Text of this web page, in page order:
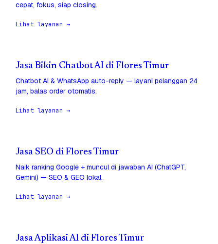
cepat, fokus, siap closing.
Lihat layanan →
Jasa Bikin Chatbot AI di Flores Timur
Chatbot AI & WhatsApp auto-reply — layani pelanggan 24
jam, balas order otomatis.
Lihat layanan →
Jasa SEO di Flores Timur
Naik ranking Google + muncul di jawaban AI (ChatGPT,
Gemini) — SEO & GEO lokal.
Lihat layanan →
Jasa Aplikasi AI di Flores Timur